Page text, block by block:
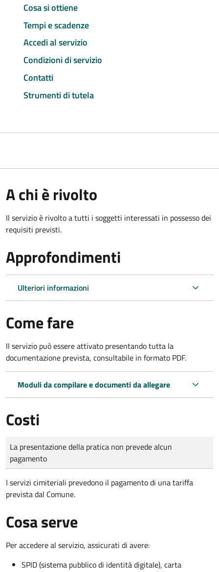
Cosa si ottiene
Tempi e scadenze
Accedi al servizio
Condizioni di servizio
Contatti
Strumenti di tutela
A chi è rivolto
Il servizio è rivolto a tutti i soggetti interessati in possesso dei
requisiti previsti.
Approfondimenti
Ulteriori informazioni
Come fare
Il servizio può essere attivato presentando tutta la
documentazione prevista, consultabile in formato PDF.
Moduli da compilare e documenti da allegare
Costi
Tipo di pagamento
Importo
La presentazione della pratica non prevede alcun
pagamento
I servizi cimiteriali prevedono il pagamento di una tariffa
prevista dal Comune.
Cosa serve
Per accedere al servizio, assicurati di avere:
SPID (sistema pubblico di identità digitale), carta